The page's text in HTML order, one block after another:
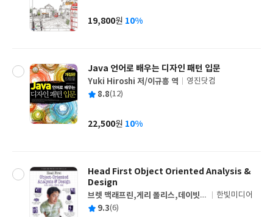
사
가
19,800원 10%
Java 언어로 배우는 디자인 패턴 입문
글
쓴
Yuki Hiroshi 저/이규흥 역
출
사
영진닷컴
평 8.8(12)
가
22,500원 10%
Head First Object Oriented Analysis &
Design
글
쓴
브렛 맥래프린,게리 폴리스,데이빗
웨스트 공저/신광연,박종걸 공역
출
한빛미디어
평 9.3(6)